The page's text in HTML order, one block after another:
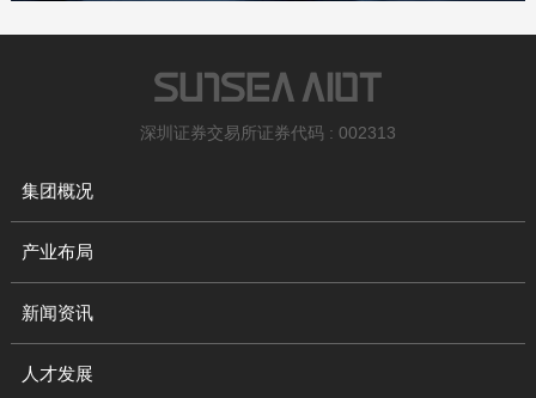
深圳证券交易所证券代码 : 002313
集团概况
产业布局
新闻资讯
人才发展